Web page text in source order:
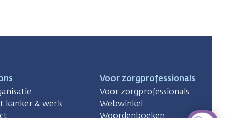
kanker & werk
Voor zorgprofessionals
Voor zorgprofessionals
Webwinkel
Woordenboeken